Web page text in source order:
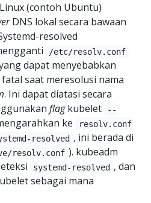
(contoh Ubuntu)
DNS lokal secara bawaan
resolved
/etc/resolv.conf
dapat menyebabkan
saat meresolusi nama
. Ini dapat diatasi secara
flagkubelet
--
ke resolv.conf
resolved , ini berada di
resolv.conf ). kubeadm
systemd-resolved , dan
sebagai mana